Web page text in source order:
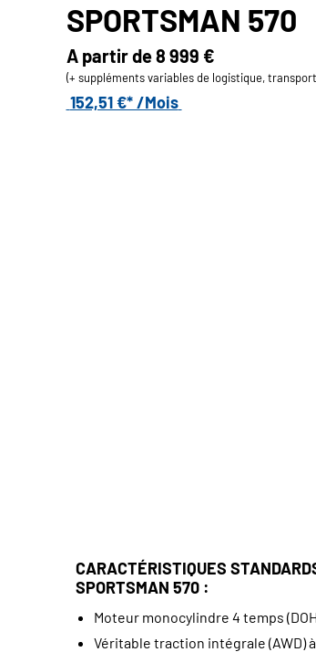
SPORTSMAN 570
A partir de8 999 €
(+ suppléments variables de logistique,
152,51 €* /Mois
CARACTÉRISTIQUES
SPORTSMAN 570 :
Moteur monocylindre 4 temps
Véritable traction intégrale (AWD)